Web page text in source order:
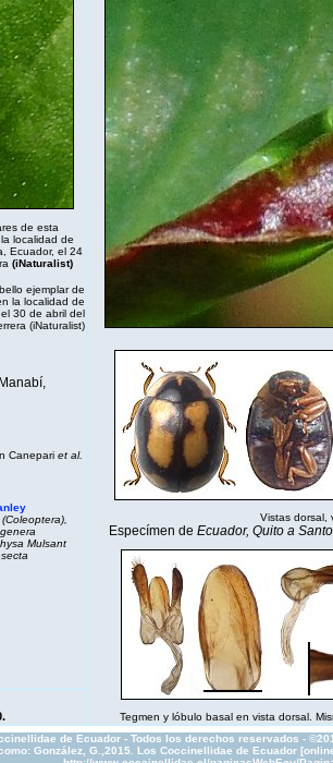
de esta
localidad de
Ecuador, el 24
(iNaturalist)
ejemplar de
la localidad de
30 de abril del
(iNaturalist)
Canepari et al.
Mulsant
Vistas dorsal,
Especímen de Ecuador, Quito a
Tegmen y lóbulo basal en vista dorsal.
de Ecuador - Todos los derechos reservados -
González, G.,2015. Los Coccinellidae de Ecuador